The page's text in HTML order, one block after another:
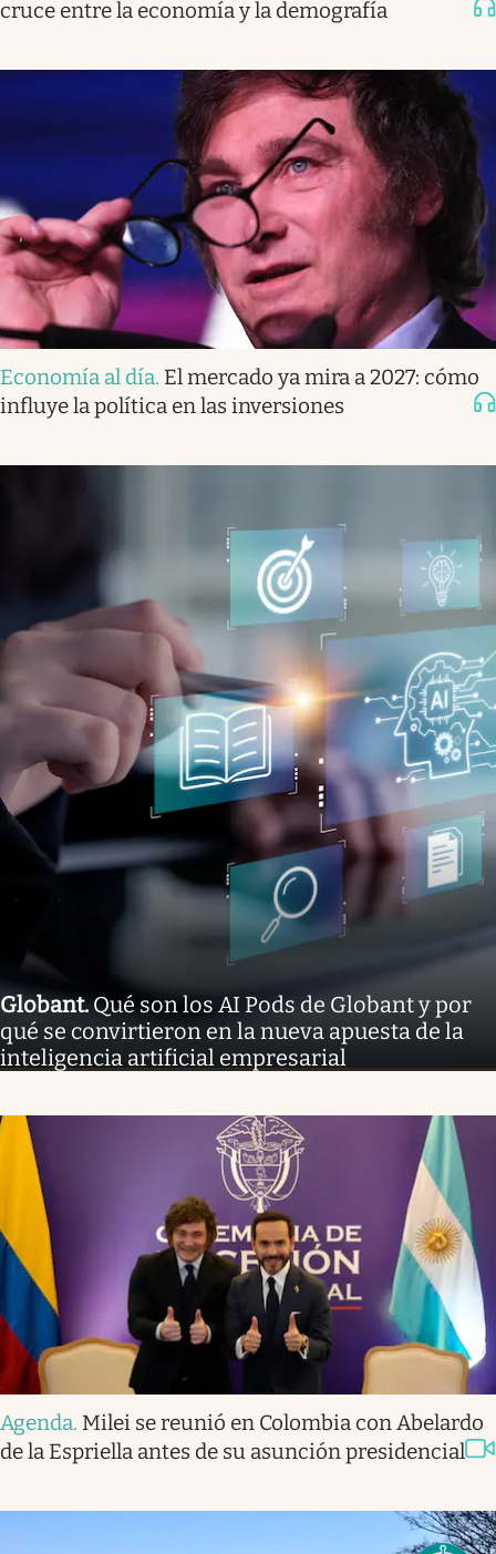
cruce entre la economía y la demografía
Economía al día. El mercado ya mira a 2027: cómo
influye la política en las inversiones
Globant.Qué son los AI Pods de Globant y por
qué se convirtieron en la nueva apuesta de la
inteligencia artificial empresarial
Agenda. Milei se reunió en Colombia con Abelardo
de la Espriella antes de su asunción presidencial